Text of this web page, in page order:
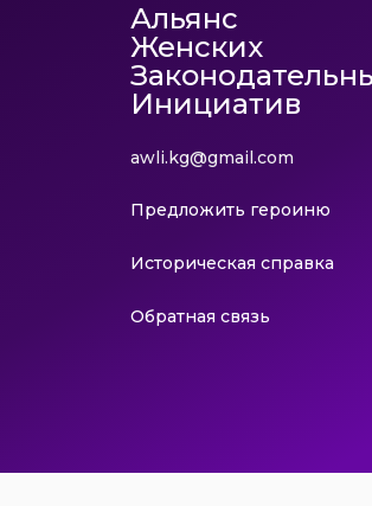
Альянс
Женских
Инициатив
awli.kg@gmail.com
Предложить героиню
Историческая справка
Обратная связь